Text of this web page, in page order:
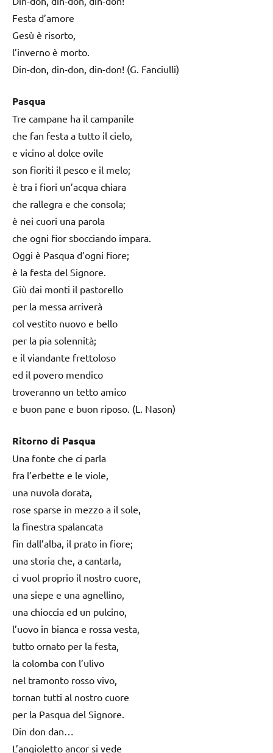
Festa d’amore
Gesù è risorto,
l’inverno è morto.
Din-don, din-don, din-don! (G. Fanciulli)
Pasqua
Tre campane ha il campanile
che fan festa a tutto il cielo,
e vicino al dolce ovile
son fioriti il pesco e il melo;
è tra i fiori un’acqua chiara
che rallegra e che consola;
è nei cuori una parola
che ogni fior sbocciando impara.
Oggi è Pasqua d’ogni fiore;
è la festa del Signore.
Giù dai monti il pastorello
per la messa arriverà
col vestito nuovo e bello
per la pia solennità;
e il viandante frettoloso
ed il povero mendico
troveranno un tetto amico
e buon pane e buon riposo. (L. Nason)
Ritorno di Pasqua
Una fonte che ci parla
fra l’erbette e le viole,
una nuvola dorata,
rose sparse in mezzo a il sole,
la finestra spalancata
fin dall’alba, il prato in fiore;
una storia che, a cantarla,
ci vuol proprio il nostro cuore,
una siepe e una agnellino,
una chioccia ed un pulcino,
l’uovo in bianca e rossa vesta,
tutto ornato per la festa,
la colomba con l’ulivo
nel tramonto rosso vivo,
tornan tutti al nostro cuore
per la Pasqua del Signore.
Din don dan…
L’angioletto ancor si vede